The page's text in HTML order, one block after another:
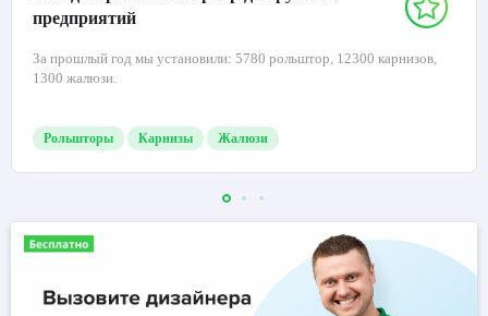
предприятий
За прошлый год мы установили: 5780 рольштор, 12300 карнизов,
1300 жалюзи.
Рольшторы Карнизы Жалюзи